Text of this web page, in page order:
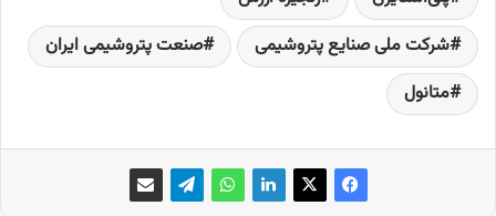
شرکت ملی صنایع پتروشیمی
صنعت پتروشیمی ایران
متانول